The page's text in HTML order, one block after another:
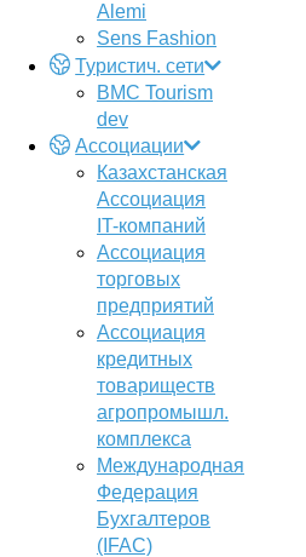
Alemi
Sens Fashion
Туристич. сети
BMC Tourism
dev
Ассоциации
Казахстанская
Ассоциация
IT-компаний
Ассоциация
торговых
предприятий
Ассоциация
кредитных
товариществ
агропромышл.
комплекса
Международная
Федерация
Бухгалтеров
(IFAC)